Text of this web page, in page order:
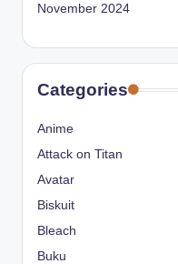
November 2024
Categories
Anime
Attack on Titan
Avatar
Biskuit
Bleach
Buku